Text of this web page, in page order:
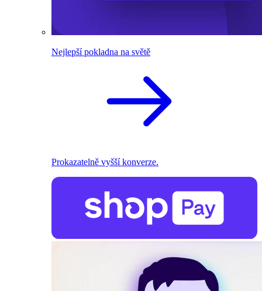
Nejlepší pokladna na světě
Prokazatelně vyšší konverze.